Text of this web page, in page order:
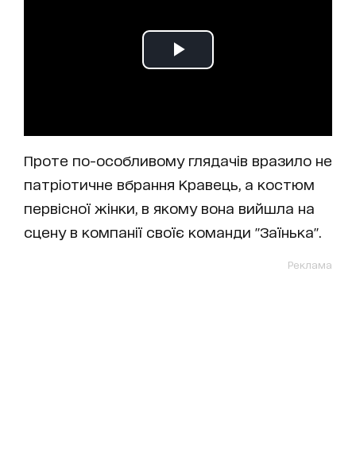
Проте по-особливому глядачів вразило не
патріотичне вбрання Кравець, а костюм
первісної жінки, в якому вона вийшла на
сцену в компанії своїє команди "Заїнька".
Реклама